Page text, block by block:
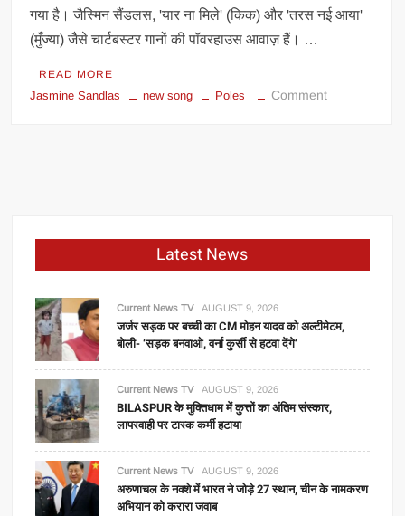
गया है। जैस्मिन सैंडलस, 'यार ना मिले' (किक) और 'तरस नई आया'
(मुँज्या) जैसे चार्टबस्टर गानों की पॉवरहाउस आवाज़ हैं। …
READ MORE
Jasmine Sandlas new song Poles Commenton
रिलीज़
Latest News
Current News TV AUGUST 9, 2026
जर्जर सड़क पर बच्ची का CM मोहन यादव को अल्टीमेटम,
बोली- ‘सड़क बनवाओ, वर्ना कुर्सी से हटवा देंगे’
Current News TV AUGUST 9, 2026
BILASPUR के मुक्तिधाम में कुत्तों का अंतिम संस्कार,
लापरवाही पर टास्क कर्मी हटाया
Current News TV AUGUST 9, 2026
अरुणाचल के नक्शे में भारत ने जोड़े 27 स्थान, चीन के नामकरण
अभियान को करारा जवाब